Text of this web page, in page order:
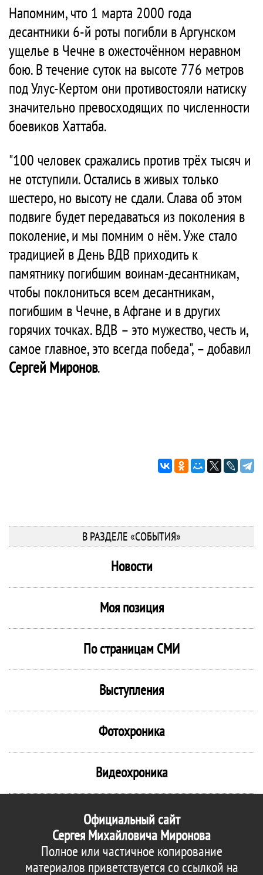
Напомним, что 1 марта 2000 года
десантники 6-й роты погибли в Аргунском
ущелье в Чечне в ожесточённом неравном
бою. В течение суток на высоте 776 метров
под Улус-Кертом они противостояли натиску
значительно превосходящих по численности
боевиков Хаттаба.
"100 человек сражались против трёх тысяч и
не отступили. Остались в живых только
шестеро, но высоту не сдали. Слава об этом
подвиге будет передаваться из поколения в
поколение, и мы помним о нём. Уже стало
традицией в День ВДВ приходить к
памятнику погибшим воинам-десантникам,
чтобы поклониться всем десантникам,
погибшим в Чечне, в Афгане и в других
горячих точках. ВДВ – это мужество, честь и,
самое главное, это всегда победа", – добавил
Сергей Миронов.
В РАЗДЕЛЕ «СОБЫТИЯ»
Новости
Моя позиция
По страницам СМИ
Выступления
Фотохроника
Видеохроника
Официальный сайт
Сергея Михайловича Миронова
Полное или частичное копирование
материалов приветствуется со ссылкой на